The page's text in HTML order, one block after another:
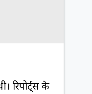
रिपोर्ट्स के